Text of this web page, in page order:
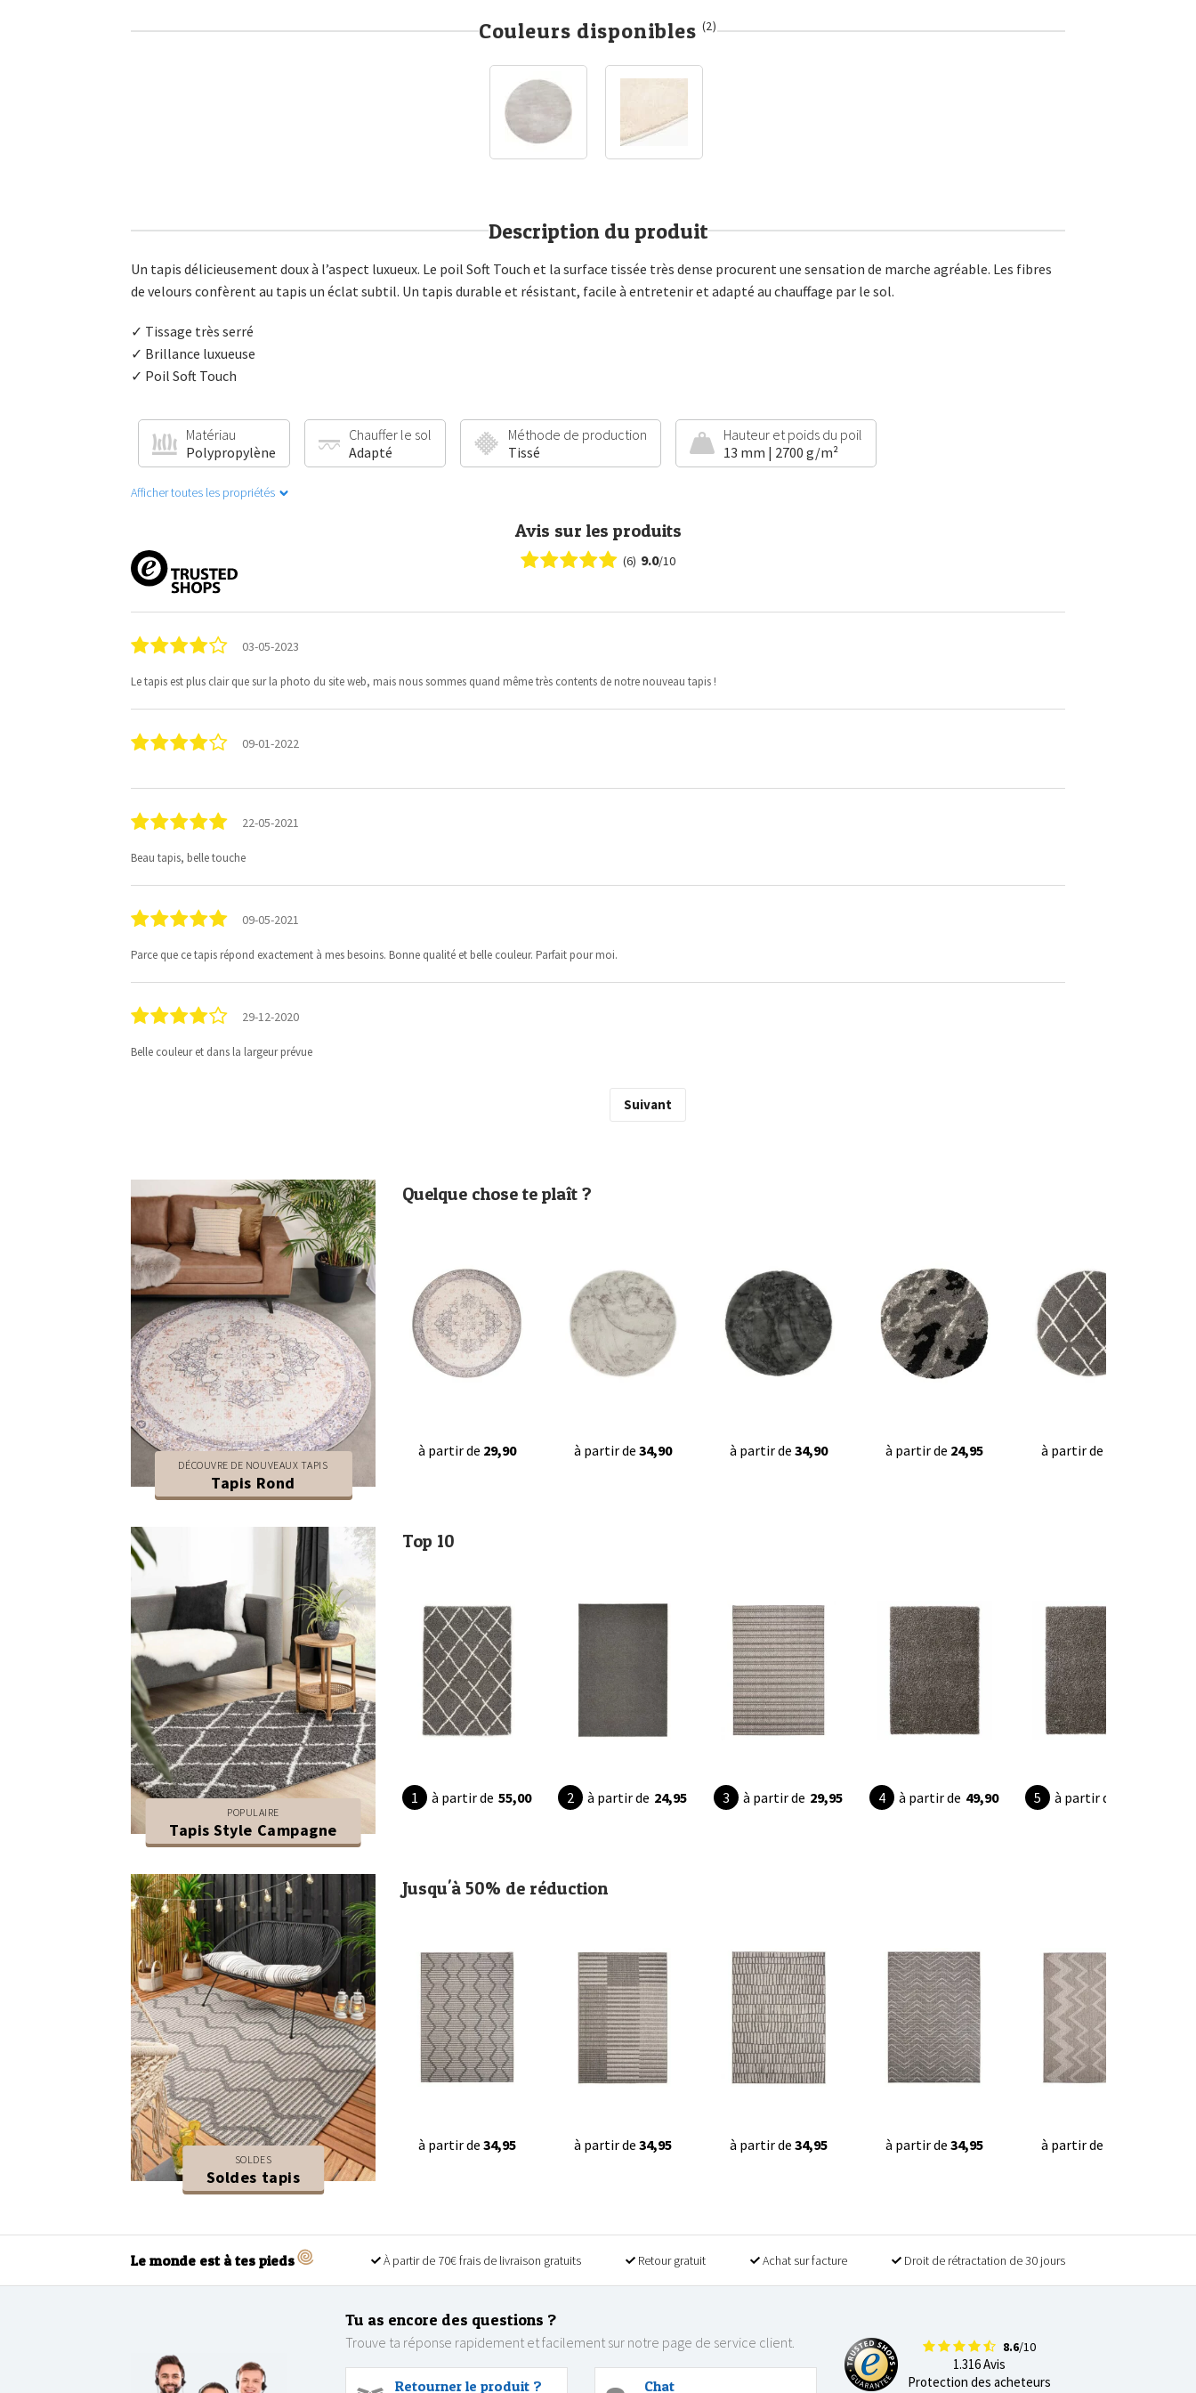
Couleurs disponibles (2)
Description du produit
Un tapis délicieusement doux à l’aspect luxueux. Le poil Soft Touch et la surface tissée très dense procurent une sensation de marche agréable. Les fibres
de velours confèrent au tapis un éclat subtil. Un tapis durable et résistant, facile à entretenir et adapté au chauffage par le sol.
✓ Tissage très serré
✓ Brillance luxueuse
✓ Poil Soft Touch
Matériau
Polypropylène
Chauffer le sol
Adapté
Méthode de production
Tissé
Hauteur et poids du poil
13 mm | 2700 g/m²
Afficher toutes les propriétés
Avis sur les produits
(6) 9.0/10
03-05-2023
Le tapis est plus clair que sur la photo du site web, mais nous sommes quand même très contents de notre nouveau tapis !
09-01-2022
22-05-2021
Beau tapis, belle touche
09-05-2021
Parce que ce tapis répond exactement à mes besoins. Bonne qualité et belle couleur. Parfait pour moi.
29-12-2020
Belle couleur et dans la largeur prévue
Suivant
DÉCOUVRE DE NOUVEAUX TAPIS
Tapis Rond
Quelque chose te plaît ?
à partir de 29,90 à partir de 34,90 à partir de 34,90 à partir de 24,95 à partir de
POPULAIRE
Tapis Style Campagne
Top 10
à partir de 55,00 à partir de 24,95 à partir de 29,95 à partir de 49,90 à partir de
SOLDES
Soldes tapis
Jusqu'à 50% de réduction
à partir de 34,95 à partir de 34,95 à partir de 34,95 à partir de 34,95 à partir de
Le monde est à tes pieds À partir de 70€ frais de livraison gratuits Retour gratuit Achat sur facture Droit de rétractation de 30 jours
Tu as encore des questions ?
Trouve ta réponse rapidement et facilement sur notre page de service client.
Retourner le produit ? Chat
8.6/10
1.316 Avis
Protection des acheteurs